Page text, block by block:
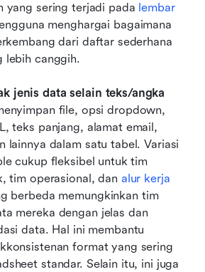
yang sering terjadi pada lembar
menghargai bagaimana
dari daftar sederhana
lebih canggih.
jenis data selain teks/angka
file, opsi dropdown,
teks panjang, alamat email,
lainnya dalam satu tabel. Variasi
cukup fleksibel untuk tim
tim operasional, dan alur kerja
berbeda memungkinkan tim
mereka dengan jelas dan
data. Hal ini membantu
format yang sering
standar. Selain itu, ini juga